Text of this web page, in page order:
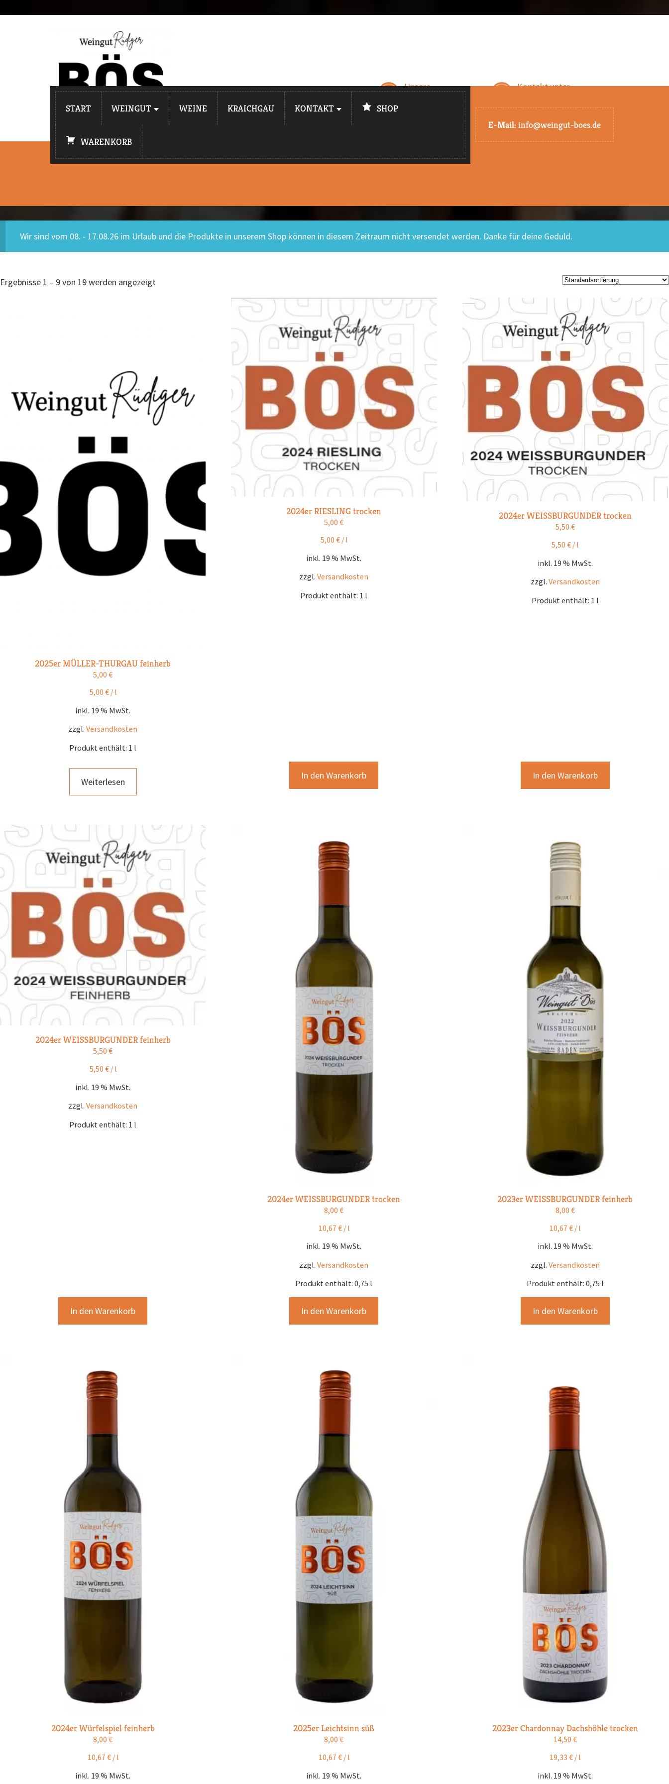
Unsere
Öffnungszeiten
Kontakt unter
START
WEINGUT WEINE KRAICHGAU KONTAKT SHOP
WARENKORB
E-Mail: info@weingut-boes.de
Wir sind vom 08. - 17.08.26 im Urlaub und die Produkte in unserem Shop können in diesem Zeitraum nicht versendet werden. Danke für deine Geduld.
Ergebnisse 1 – 9 von 19 werden angezeigt
2025er MÜLLER-THURGAU feinherb
5,00€
5,00 €/ l
inkl. 19 % MwSt.
zzgl.Versandkosten
Produkt enthält: 1 l
Weiterlesen
2024er RIESLING trocken
5,00€
5,00 €/ l
inkl. 19 % MwSt.
zzgl.Versandkosten
Produkt enthält: 1 l
In den Warenkorb
2024er WEISSBURGUNDER trocken
5,50 €
5,50€ / l
inkl. 19 % MwSt.
zzgl. Versandkosten
Produkt enthält: 1 l
In den Warenkorb
2024er WEISSBURGUNDER feinherb
5,50€
5,50 €/ l
inkl. 19 % MwSt.
zzgl.Versandkosten
Produkt enthält: 1 l
In den Warenkorb
2024er WEISSBURGUNDER trocken
8,00€
10,67 €/ l
inkl. 19 % MwSt.
zzgl.Versandkosten
Produkt enthält: 0,75 l
In den Warenkorb
2023er WEISSBURGUNDER feinherb
8,00 €
10,67€ / l
inkl. 19 % MwSt.
zzgl. Versandkosten
Produkt enthält: 0,75 l
In den Warenkorb
2024er Würfelspiel feinherb
8,00€
10,67 €/ l
inkl. 19 % MwSt.
2025er Leichtsinn süß
8,00€
10,67 €/ l
inkl. 19 % MwSt.
2023er Chardonnay Dachshöhle trocken
14,50 €
19,33€ / l
inkl. 19 % MwSt.